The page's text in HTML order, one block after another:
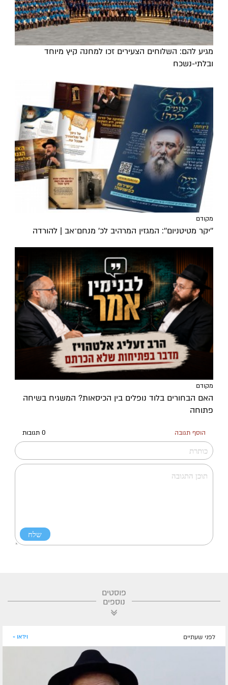
מגיע להם: השלוחים הצעירים זכו למחנה קיץ מיוחד
ובלתי-נשכח
מקודם
''יקר מטיטניום'': המגזין המרהיב לכ’ מנחם־אב | להורדה
מקודם
האם הבחורים בלוד נופלים בין הכיסאות? המשגיח בשיחה
פתוחה
הוסף תגובה 0 תגובות
פוסטים
נוספים
לפני שעתיים וידאו »